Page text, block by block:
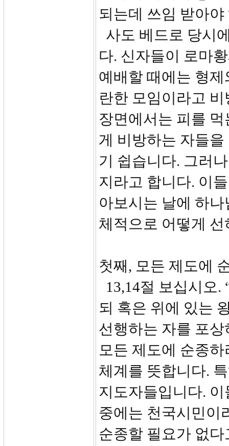
되는데 쓰임 받아
사도 베드로 당시
다. 신자들이 로마
예배할 때에는 형
란한 모임이라고
장면에서는 피를
게 비방하는 자들
기 쉽습니다. 그러
지라고 합니다. 이
아보시는 날에 하
체적으로 어떻게
첫째, 모든 제도에
13,14절 보십시오.
되 혹은 위에 있는
선행하는 자를 포
모든 제도에 순종
체계를 뜻합니다.
지도자들입니다.
중에는 천국시민이
순종할 필요가 없